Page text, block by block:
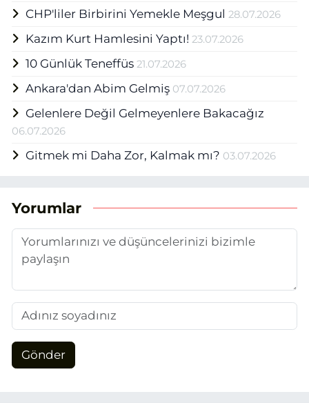
CHP'liler Birbirini Yemekle Meşgul 28.07.2026
Kazım Kurt Hamlesini Yaptı! 23.07.2026
10 Günlük Teneffüs 21.07.2026
Ankara'dan Abim Gelmiş 07.07.2026
Gelenlere Değil Gelmeyenlere Bakacağız
06.07.2026
Gitmek mi Daha Zor, Kalmak mı? 03.07.2026
Yorumlar
Gönder